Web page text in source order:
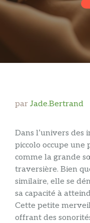
par Jade.Bertrand
Dans l’univers des
piccolo occupe une
comme la grande
traversière. Bien
similaire, elle se
sa capacité à
Cette petite
offrant des